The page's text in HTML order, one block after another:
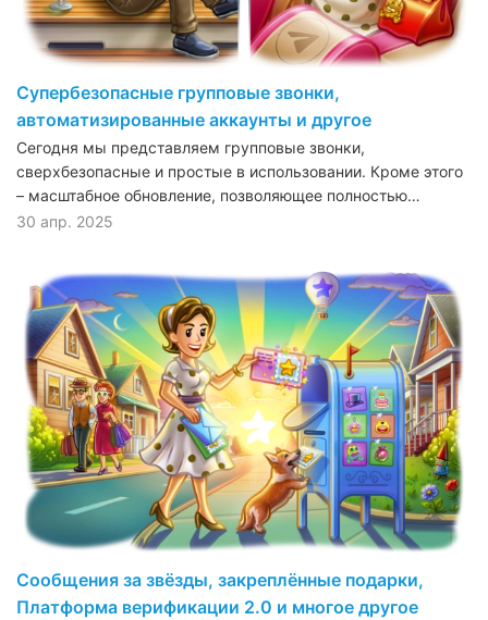
Супербезопасные групповые звонки,
автоматизированные аккаунты и другое
Сегодня мы представляем групповые звонки,
сверхбезопасные и простые в использовании. Кроме этого
– масштабное обновление, позволяющее полностью…
30 апр. 2025
Сообщения за звёзды, закреплённые подарки,
Платформа верификации 2.0 и многое другое